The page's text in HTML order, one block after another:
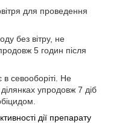
для проведення
без вітру, не
5 годин після
севооборіті. Не
упродовж 7 діб
дії препарату